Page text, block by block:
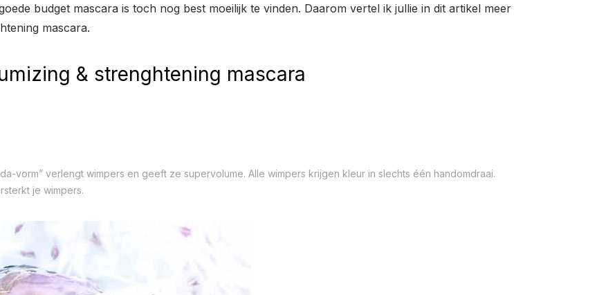
budget mascara is toch nog best moeilijk te vinden. Daarom vertel ik jullie in dit artikel meer
mascara.
& strenghtening mascara
vorm” verlengt wimpers en geeft ze supervolume. Alle wimpers krijgen kleur in slechts één handomdraai.
je wimpers.